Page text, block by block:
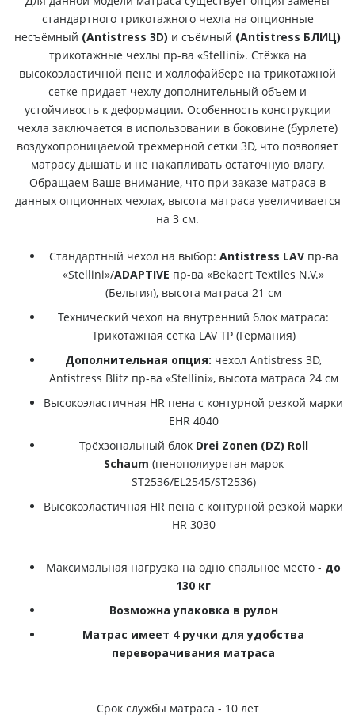
стандартного трикотажного чехла на опционные
несъёмный (Antistress 3D) и съёмный (Antistress БЛИЦ)
трикотажные чехлы пр-ва «Stellini». Стёжка на
высокоэластичной пене и холлофайбере на трикотажной
сетке придает чехлу дополнительный объем и
устойчивость к деформации. Особенность конструкции
чехла заключается в использовании в боковине (бурлете)
воздухопроницаемой трехмерной сетки 3D, что позволяет
матрасу дышать и не накапливать остаточную влагу.
Обращаем Ваше внимание, что при заказе матраса в
данных опционных чехлах, высота матраса увеличивается
на 3 см.
Стандартный чехол на выбор: Antistress LAVпр-ва
«Stellini»/ADAPTIVE пр-ва «Bekaert Textiles N.V.»
(Бельгия), высота матраса 21 см
Технический чехол на внутренний блок матраса:
Трикотажная сетка LAV TP (Германия)
Дополнительная опция: чехол Antistress 3D,
Antistress Blitz пр-ва «Stellini», высота матраса 24 см
Высокоэластичная HR пена c контурной резкой марки
ЕHR 4040
Трёхзональный блок Drei Zonen (DZ) Roll
Schaum (пенополиуретан марок
ST2536/EL2545/ST2536)
Высокоэластичная HR пена c контурной резкой марки
HR 3030
Максимальная нагрузка на одно спальное место - до
130 кг
Возможна упаковка в рулон
Матрас имеет 4 ручки для удобства
переворачивания матраса
Срок службы матраса - 10 лет